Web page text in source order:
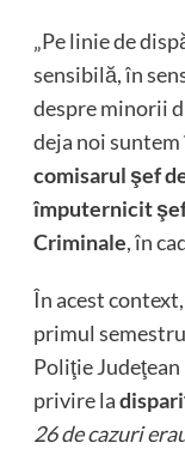
„Pe linie de
sensibilă, în
despre minorii
deja noi suntem
comisarul şef
împuternicit
Criminale, în
În acest
primul
Poliţie
privire la
26 de cazuri